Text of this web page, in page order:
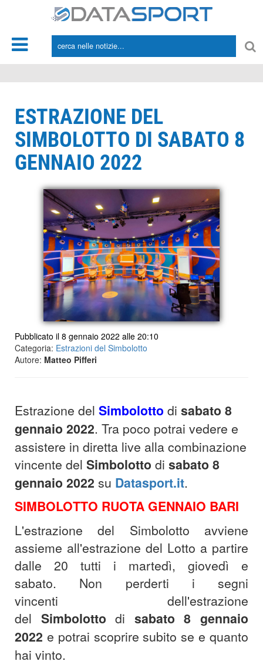
ESTRAZIONE DEL
SIMBOLOTTO DI SABATO 8
GENNAIO 2022
Pubblicato il 8 gennaio 2022 alle 20:10
Categoria: Estrazioni del Simbolotto
Autore: Matteo Pifferi
Estrazione del Simbolotto di sabato 8
gennaio 2022. Tra poco potrai vedere e
assistere in diretta live alla combinazione
vincente del Simbolotto di sabato 8
gennaio 2022 su Datasport.it.
SIMBOLOTTO RUOTA GENNAIO BARI
L'estrazione del Simbolotto avviene
assieme all'estrazione del Lotto a partire
dalle 20 tutti i martedì, giovedì e
sabato. Non perderti i segni
vincenti dell'estrazione
del Simbolotto di sabato 8 gennaio
2022 e potrai scoprire subito se e quanto
hai vinto.